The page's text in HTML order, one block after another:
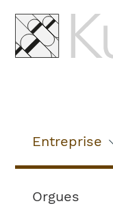
Entreprise
Orgues